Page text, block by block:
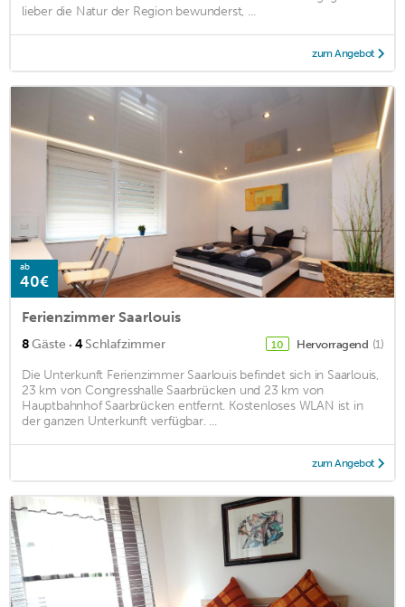
lieber die Natur der Region bewunderst, ...
zum Angebot
ab
40€
Ferienzimmer Saarlouis
8Gäste · 4Schlafzimmer 10 Hervorragend (1)
Die Unterkunft Ferienzimmer Saarlouis befindet sich in Saarlouis,
23 km von Congresshalle Saarbrücken und 23 km von
Hauptbahnhof Saarbrücken entfernt. Kostenloses WLAN ist in
der ganzen Unterkunft verfügbar. ...
zum Angebot